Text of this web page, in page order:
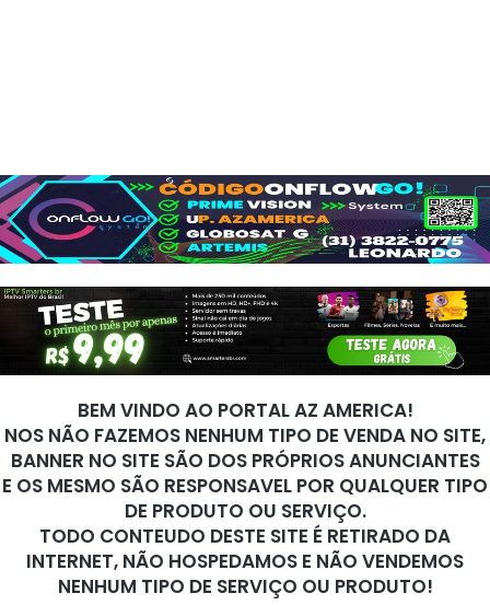
BEM VINDO AO PORTAL AZ AMERICA!
NOS NÃO FAZEMOS NENHUM TIPO DE VENDA NO SITE,
BANNER NO SITE SÃO DOS PRÓPRIOS ANUNCIANTES
E OS MESMO SÃO RESPONSAVEL POR QUALQUER TIPO
DE PRODUTO OU SERVIÇO.
TODO CONTEUDO DESTE SITE É RETIRADO DA
INTERNET, NÃO HOSPEDAMOS E NÃO VENDEMOS
NENHUM TIPO DE SERVIÇO OU PRODUTO!